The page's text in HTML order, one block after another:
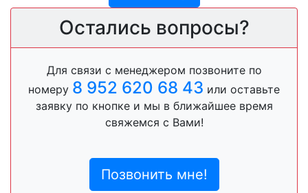
Остались вопросы?
Для связи с менеджером позвоните по
номеру 8 952 620 68 43 или оставьте
заявку по кнопке и мы в ближайшее время
свяжемся с Вами!
Позвонить мне!